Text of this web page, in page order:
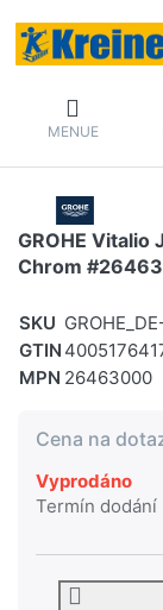
MENUE
GROHE Vitalio
Chrom
SKU
GTIN
MPN 26463000
Cena na
Vyprodáno
Termín dodání